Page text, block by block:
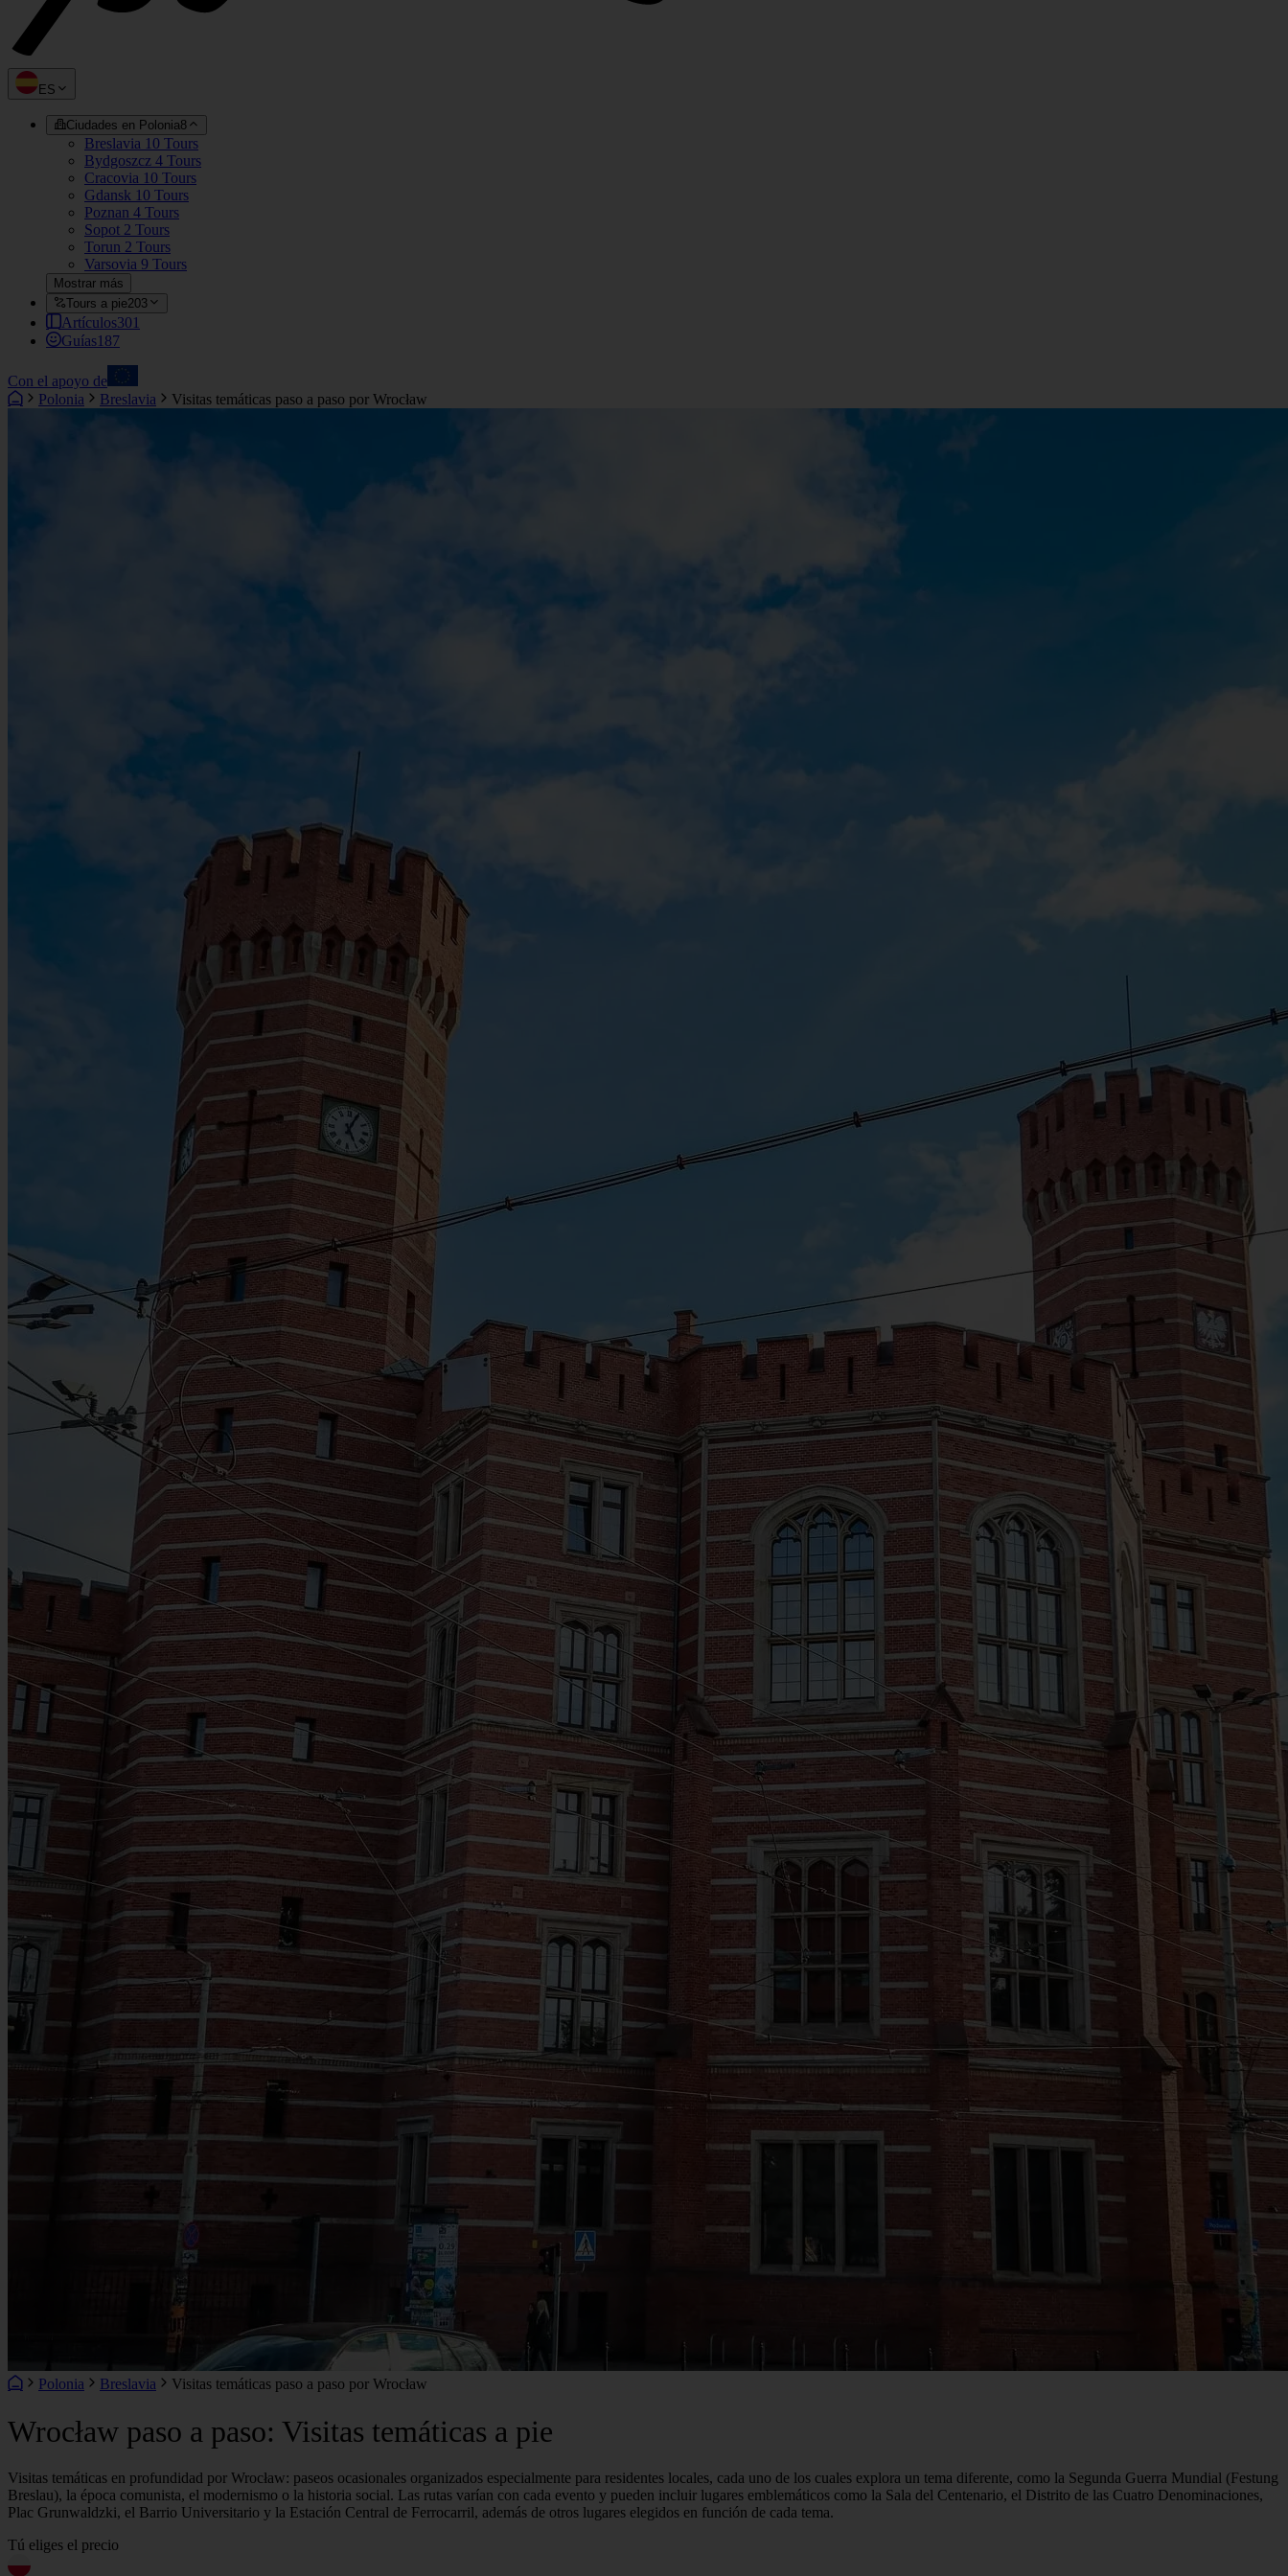
ES
Ciudades en Polonia8
Breslavia 10 Tours
Bydgoszcz 4 Tours
Cracovia 10 Tours
Gdansk 10 Tours
Poznan 4 Tours
Sopot 2 Tours
Torun 2 Tours
Varsovia 9 Tours
Mostrar más
Tours a pie203
Artículos301
Guías187
Con el apoyo de
Polonia
Breslavia Visitas temáticas paso a paso por Wrocław
Polonia Breslavia Visitas temáticas paso a paso por Wrocław
Wrocław paso a paso: Visitas temáticas a pie
Visitas temáticas en profundidad por Wrocław: paseos ocasionales organizados especialmente para residentes locales, cada uno de los cuales explora un tema diferente, como la Segunda Guerra Mundial (Festung
Breslau), la época comunista, el modernismo o la historia social. Las rutas varían con cada evento y pueden incluir lugares emblemáticos como la Sala del Centenario, el Distrito de las Cuatro Denominaciones,
Plac Grunwaldzki, el Barrio Universitario y la Estación Central de Ferrocarril, además de otros lugares elegidos en función de cada tema.
Tú eliges el precio